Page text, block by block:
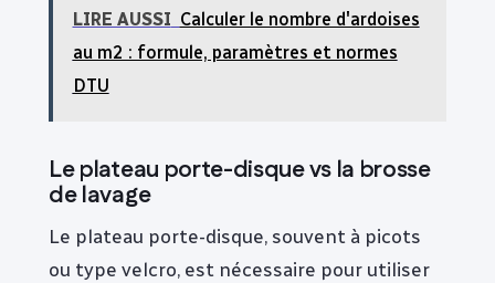
LIRE AUSSI Calculer le nombre d'ardoises
au m2 : formule, paramètres et normes
DTU
Le plateau porte-disque vs la brosse
de lavage
Le plateau porte-disque, souvent à picots
ou type velcro, est nécessaire pour utiliser